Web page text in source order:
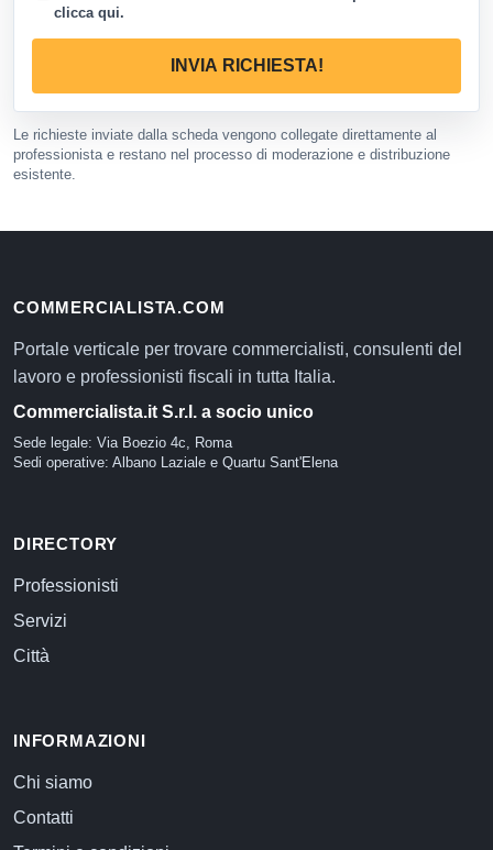
clicca qui.
INVIA RICHIESTA!
Le richieste inviate dalla scheda vengono collegate direttamente al
professionista e restano nel processo di moderazione e distribuzione
esistente.
COMMERCIALISTA.COM
Portale verticale per trovare commercialisti, consulenti del
lavoro e professionisti fiscali in tutta Italia.
Commercialista.it S.r.l. a socio unico
Sede legale: Via Boezio 4c, Roma
Sedi operative: Albano Laziale e Quartu Sant'Elena
DIRECTORY
Professionisti
Servizi
Città
INFORMAZIONI
Chi siamo
Contatti